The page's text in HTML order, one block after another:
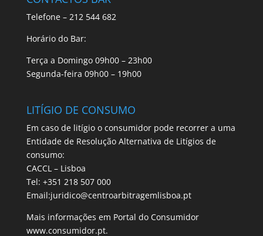
Telefone – 212 544 682
Horário do Bar:
Terça a Domingo 09h00 – 23h00
Segunda-feira 09h00 – 19h00
LITÍGIO DE CONSUMO
Em caso de litígio o consumidor pode recorrer a uma
Entidade de Resolução Alternativa de Litígios de
consumo:
CACCL – Lisboa
Tel: +351 218 507 000
Email:juridico@centroarbitragemlisboa.pt
Mais informações em Portal do Consumidor
www.consumidor.pt.